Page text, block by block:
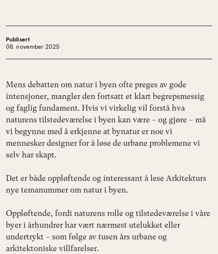
Publisert
06. november 2025
Mens debatten om natur i byen ofte preges av gode
intensjoner, mangler den fortsatt et klart begrepsmessig
og faglig fundament. Hvis vi virkelig vil forstå hva
naturens tilstedeværelse i byen kan være – og gjøre – må
vi begynne med å erkjenne at bynatur er noe vi
mennesker designer for å løse de urbane problemene vi
selv har skapt.
Det er både oppløftende og interessant å lese Arkitekturs
nye temanummer om natur i byen.
Oppløftende, fordi naturens rolle og tilstedeværelse i våre
byer i århundrer har vært nærmest utelukket eller
undertrykt – som følge av tusen års urbane og
arkitektoniske villfarelser.